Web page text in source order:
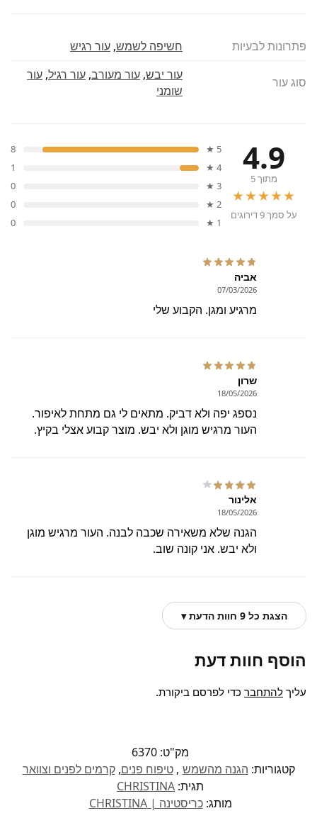
פתרונות לבעיות חשיפה לשמש, עור רגיש
סוג עור עור יבש, עור מעורב, עור רגיל, עור
שומני
4.9
מתוך 5
★★★★★
על סמך 9 דירוגים
5 ★
8
4 ★
1
3 ★
0
2 ★
0
1 ★
0
אביה
07/03/2026
מרגיע ומגן. הקבוע שלי
שרון
18/05/2026
נספג יפה ולא דביק. מתאים לי גם מתחת לאיפור.
העור מרגיש מוגן ולא יבש. מוצר קבוע אצלי בקיץ.
אלינור
18/05/2026
הגנה שלא משאירה שכבה לבנה. העור מרגיש מוגן
ולא יבש. אני קונה שוב.
הצגת כל 9 חוות הדעת ▾
הוסף חוות דעת
עליך להתחבר כדי לפרסם ביקורת.
מק"ט: 6370
קטגוריות: הגנה מהשמש ,טיפוח פנים,קרמים לפנים וצוואר
תגית: CHRISTINA
מותג:כריסטינה | CHRISTINA